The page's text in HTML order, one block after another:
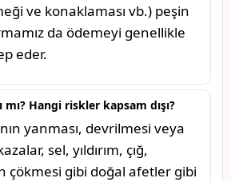
ve konaklaması vb.) peşin
da ödemeyi genellikle
eder.
mı? Hangi riskler kapsam dışı?
yanması, devrilmesi veya
sel, yıldırım, çığ,
çökmesi gibi doğal afetler gibi